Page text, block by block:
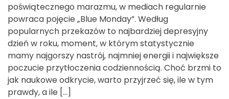
poświątecznego marazmu, w mediach regularnie
powraca pojęcie „Blue Monday”. Według
popularnych przekazów to najbardziej depresyjny
dzień w roku, moment, w którym statystycznie
mamy najgorszy nastrój, najmniej energii i największe
poczucie przytłoczenia codziennością. Choć brzmi to
jak naukowe odkrycie, warto przyjrzeć się, ile w tym
prawdy, a ile […]